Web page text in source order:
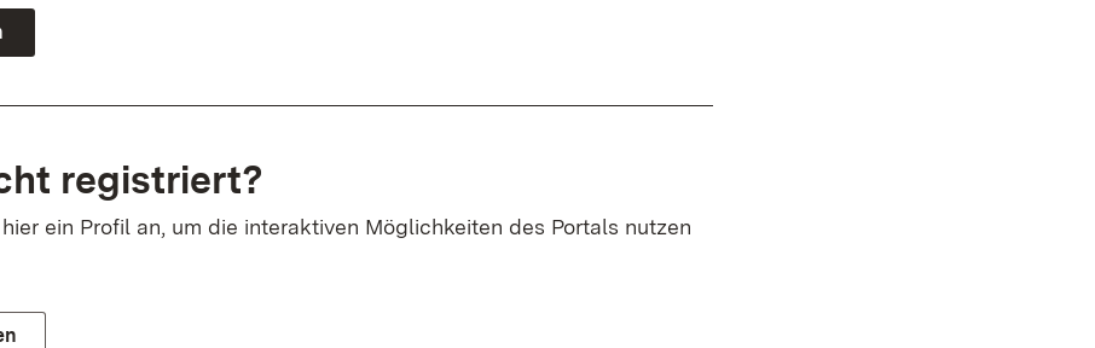
registriert?
ein Profil an, um die interaktiven Möglichkeiten des Portals nutzen